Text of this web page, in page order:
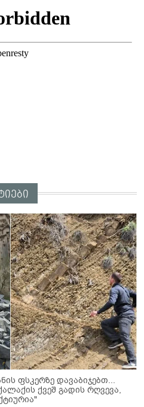
ფსკერზე დავაბიჯებთ...
ქვეშ გადის რღვევა,